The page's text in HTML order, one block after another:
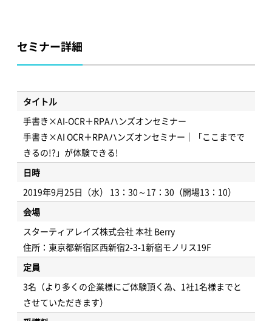
セミナー詳細
タイトル
手書き×AI-OCR＋RPAハンズオンセミナー
手書き×AI OCR＋RPAハンズオンセミナー｜「ここまでで
きるの!?」が体験できる!
日時
2019年9月25日（水） 13：30～17：30（開場13：10）
会場
スターティアレイズ株式会社 本社 Berry
住所：東京都新宿区西新宿2-3-1新宿モノリス19F
定員
3名（より多くの企業様にご体験頂く為、1社1名様までと
させていただきます）